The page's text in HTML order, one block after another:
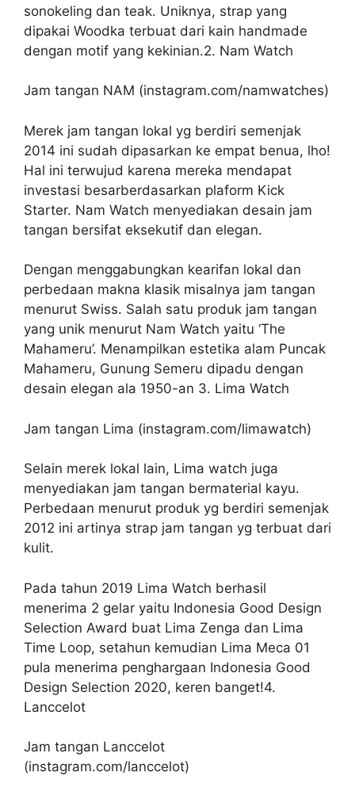
sonokeling dan teak. Uniknya, strap yang
dipakai Woodka terbuat dari kain handmade
dengan motif yang kekinian.2. Nam Watch
Jam tangan NAM (instagram.com/namwatches)
Merek jam tangan lokal yg berdiri semenjak
2014 ini sudah dipasarkan ke empat benua, lho!
Hal ini terwujud karena mereka mendapat
investasi besarberdasarkan plaform Kick
Starter. Nam Watch menyediakan desain jam
tangan bersifat eksekutif dan elegan.
Dengan menggabungkan kearifan lokal dan
perbedaan makna klasik misalnya jam tangan
menurut Swiss. Salah satu produk jam tangan
yang unik menurut Nam Watch yaitu ‘The
Mahameru’. Menampilkan estetika alam Puncak
Mahameru, Gunung Semeru dipadu dengan
desain elegan ala 1950-an 3. Lima Watch
Jam tangan Lima (instagram.com/limawatch)
Selain merek lokal lain, Lima watch juga
menyediakan jam tangan bermaterial kayu.
Perbedaan menurut produk yg berdiri semenjak
2012 ini artinya strap jam tangan yg terbuat dari
kulit.
Pada tahun 2019 Lima Watch berhasil
menerima 2 gelar yaitu Indonesia Good Design
Selection Award buat Lima Zenga dan Lima
Time Loop, setahun kemudian Lima Meca 01
pula menerima penghargaan Indonesia Good
Design Selection 2020, keren banget!4.
Lanccelot
Jam tangan Lanccelot
(instagram.com/lanccelot)